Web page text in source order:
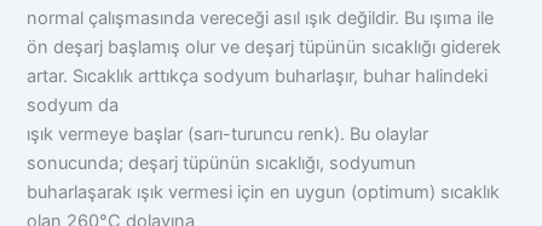
normal çalışmasında vereceği asıl ışık değildir. Bu ışıma ile
ön deşarj başlamış olur ve deşarj tüpünün sıcaklığı giderek
artar. Sıcaklık arttıkça sodyum buharlaşır, buhar halindeki
sodyum da
ışık vermeye başlar (sarı-turuncu renk). Bu olaylar
sonucunda; deşarj tüpünün sıcaklığı, sodyumun
buharlaşarak ışık vermesi için en uygun (optimum) sıcaklık